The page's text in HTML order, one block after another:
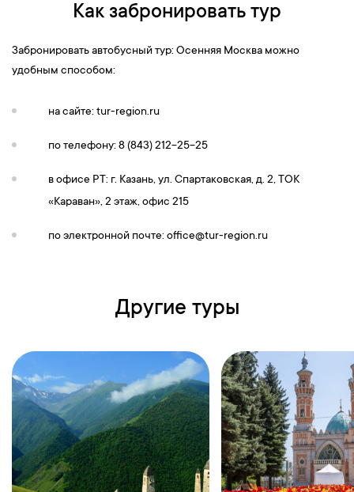
Как забронировать тур
Забронировать автобусный тур: Осенняя Москва можно
удобным способом:
на сайте: tur-region.ru
по телефону: 8 (843) 212-25-25
в офисе РТ: г. Казань, ул. Спартаковская, д. 2, ТОК
«Караван», 2 этаж, офис 215
по электронной почте: office@tur-region.ru
Другие туры